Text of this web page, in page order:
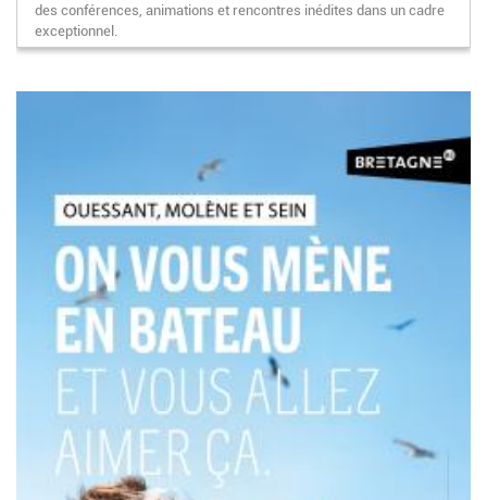
des conférences, animations et rencontres inédites dans un cadre
exceptionnel.